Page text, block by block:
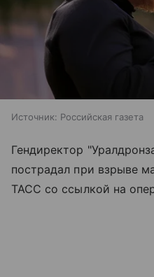
Источник: Российская газета
Гендиректор
пострадал при взрыве
ТАСС со ссылкой на